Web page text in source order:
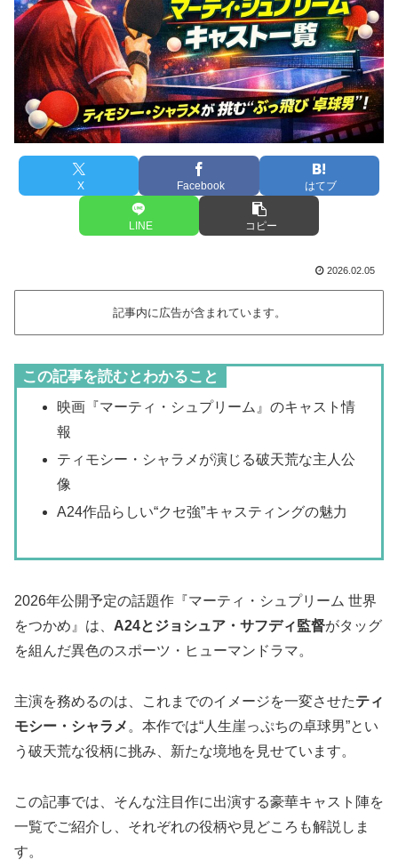
X Facebook はてブ
LINE コピー
2026.02.05
記事内に広告が含まれています。
この記事を読むとわかること
映画『マーティ・シュプリーム』のキャスト情
報
ティモシー・シャラメが演じる破天荒な主人公
像
A24作品らしい“クセ強”キャスティングの魅力
2026年公開予定の話題作『マーティ・シュプリーム 世界
をつかめ』は、 A24とジョシュア・サフディ監督がタッグ
を組んだ異色のスポーツ・ヒューマンドラマ。
主演を務めるのは、これまでのイメージを一変させたティ
モシー・シャラメ 。本作では“人生崖っぷちの卓球男”とい
う破天荒な役柄に挑み、新たな境地を見せています。
この記事では、そんな注目作に出演する豪華キャスト陣を
一覧でご紹介し、それぞれの役柄や見どころも解説しま
す。